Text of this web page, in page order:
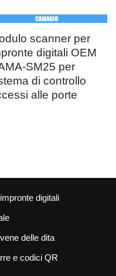
scanner per
digitali OEM
SM25 per
di controllo
alle porte
digitali
delle dita
e codici QR